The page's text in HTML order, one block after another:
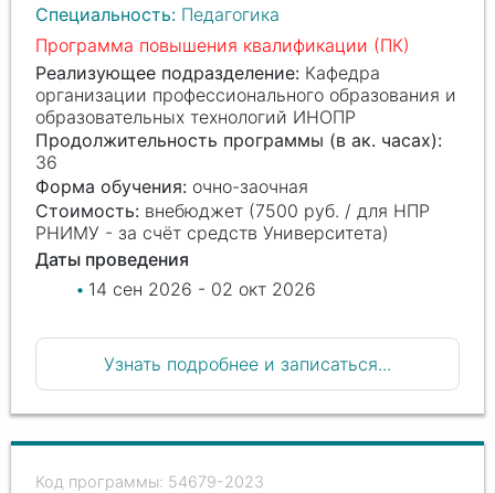
Специальность: Педагогика
Программа повышения квалификации (ПК)
Реализующее подразделение: Кафедра
организации профессионального образования и
образовательных технологий ИНОПР
Продолжительность программы (в ак. часах):
36
Форма обучения: очно-заочная
Стоимость: внебюджет (7500 руб. / для НПР
РНИМУ - за счёт средств Университета)
Даты проведения
14 сен 2026 - 02 окт 2026
Узнать подробнее и записаться...
54679-2023